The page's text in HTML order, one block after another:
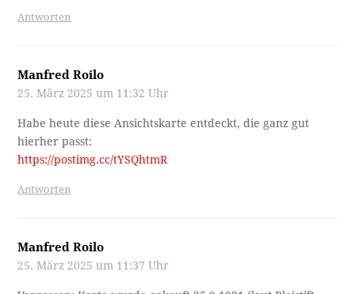
Antworten
Manfred Roilo
25. März 2025 um 11:32 Uhr
Habe heute diese Ansichtskarte entdeckt, die ganz gut
hierher passt:
https://postimg.cc/tYSQhtmR
Antworten
Manfred Roilo
25. März 2025 um 11:37 Uhr